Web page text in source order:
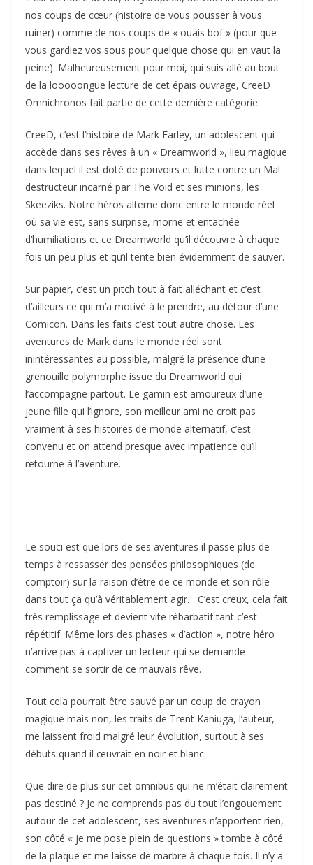
nos coups de cœur (histoire de vous pousser à vous
ruiner) comme de nos coups de « ouais bof » (pour que
vous gardiez vos sous pour quelque chose qui en vaut la
peine). Malheureusement pour moi, qui suis allé au bout
de la looooongue lecture de cet épais ouvrage, CreeD
Omnichronos fait partie de cette dernière catégorie.
CreeD, c’est l’histoire de Mark Farley, un adolescent qui
accède dans ses rêves à un « Dreamworld », lieu magique
dans lequel il est doté de pouvoirs et lutte contre un Mal
destructeur incarné par The Void et ses minions, les
Skeeziks. Notre héros alterne donc entre le monde réel
où sa vie est, sans surprise, morne et entachée
d’humiliations et ce Dreamworld qu’il découvre à chaque
fois un peu plus et qu’il tente bien évidemment de sauver.
Sur papier, c’est un pitch tout à fait alléchant et c’est
d’ailleurs ce qui m’a motivé à le prendre, au détour d’une
Comicon. Dans les faits c’est tout autre chose. Les
aventures de Mark dans le monde réel sont
inintéressantes au possible, malgré la présence d’une
grenouille polymorphe issue du Dreamworld qui
l’accompagne partout. Le gamin est amoureux d’une
jeune fille qui l’ignore, son meilleur ami ne croit pas
vraiment à ses histoires de monde alternatif, c’est
convenu et on attend presque avec impatience qu’il
retourne à l’aventure.
Le souci est que lors de ses aventures il passe plus de
temps à ressasser des pensées philosophiques (de
comptoir) sur la raison d’être de ce monde et son rôle
dans tout ça qu’à véritablement agir… C’est creux, cela fait
très remplissage et devient vite rébarbatif tant c’est
répétitif. Même lors des phases « d’action », notre héro
n’arrive pas à captiver un lecteur qui se demande
comment se sortir de ce mauvais rêve.
Tout cela pourrait être sauvé par un coup de crayon
magique mais non, les traits de Trent Kaniuga, l’auteur,
me laissent froid malgré leur évolution, surtout à ses
débuts quand il œuvrait en noir et blanc.
Que dire de plus sur cet omnibus qui ne m’était clairement
pas destiné ? Je ne comprends pas du tout l’engouement
autour de cet adolescent, ses aventures n’apportent rien,
son côté « je me pose plein de questions » tombe à côté
de la plaque et me laisse de marbre à chaque fois. Il n’y a